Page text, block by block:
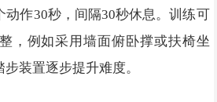
动作30秒，间隔30秒休息。训练可
，例如采用墙面俯卧撑或扶椅坐
装置逐步提升难度。